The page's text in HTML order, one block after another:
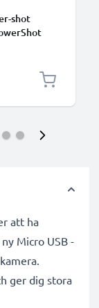
shot
D till
att ha
Micro USB -
ger dig stora